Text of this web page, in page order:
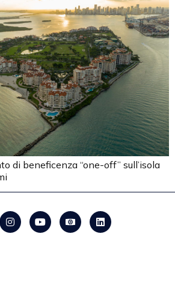
di beneficenza “one-off” sull’isola